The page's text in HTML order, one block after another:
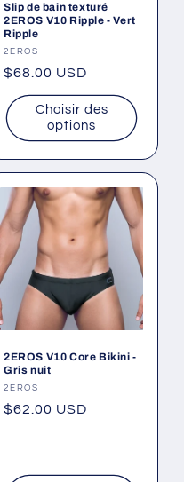
Slip de bain texturé
2EROS V10 Ripple - Vert
Ripple
Fournisseur :
2EROS
Prix
habituel
$68.00 USD
Choisir des
options
2EROS V10 Core Bikini -
Gris nuit
Fournisseur :
2EROS
Prix
$62.00 USD